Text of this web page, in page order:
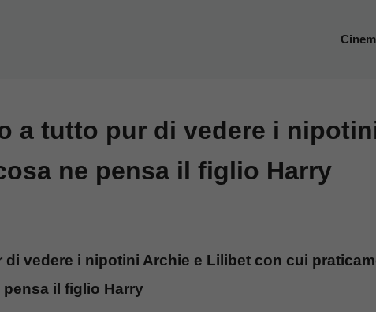
a tutto pur di vedere i
ne pensa il figlio Harry
vedere i nipotini Archie e Lilibet con cui
il figlio Harry